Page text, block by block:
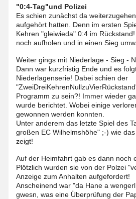
"0:4-Tag"und Polizei
Es schien zunächst da
aufgehört hatten. Denn im ersten
Kehren "gleiwieda" 0:4 im
noch aufholen und in einen Sieg
Weiter gings mit Niederlage - Sieg -
Dann war kurzfristig Ende und es
Niederlagenserie! Dabei schien der
Programm zu sein?! Immer wieder
wurde berichtet. Wobei einige
gewonnen werden konnten.
Unter anderem das letzte Spiel des
großen EC Wilhelmshöhe" ;-) wie
zeigt!
Auf der Heimfahrt gab es dann noch
Plötzlich wurden sie von der Polzei
Anzeige zum Anhalten aufgefordert!
Anscheinend war "da Hane a
gwesn, was eine Überprüfung der